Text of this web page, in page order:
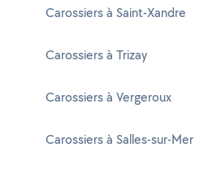
Carossiers à Saint-Xandre
Carossiers à Trizay
Carossiers à Vergeroux
Carossiers à Salles-sur-Mer